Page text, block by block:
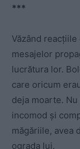
***
Văzând
mesajelor
lucrătura lor.
care oricum
deja moarte.
incomod și
măgăriile, avea
ograda lui.